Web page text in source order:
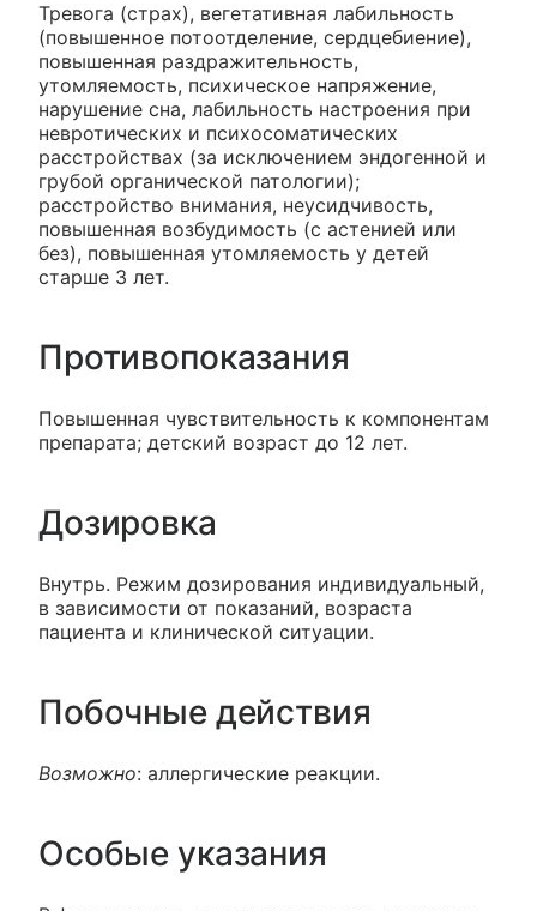
Тревога (страх), вегетативная лабильность
(повышенное потоотделение, сердцебиение),
повышенная раздражительность,
утомляемость, психическое напряжение,
нарушение сна, лабильность настроения при
невротических и психосоматических
расстройствах (за исключением эндогенной и
грубой органической патологии);
расстройство внимания, неусидчивость,
повышенная возбудимость (с астенией или
без), повышенная утомляемость у детей
старше 3 лет.
Противопоказания
Повышенная чувствительность к компонентам
препарата; детский возраст до 12 лет.
Дозировка
Внутрь. Режим дозирования индивидуальный,
в зависимости от показаний, возраста
пациента и клинической ситуации.
Побочные действия
Возможно: аллергические реакции.
Особые указания